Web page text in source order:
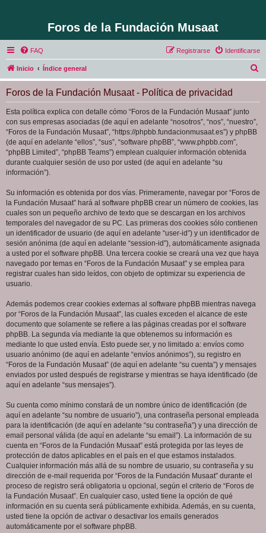
Foros de la Fundación Musaat
FAQ Identificarse
Registrarse
Inicio Índice general
u
Foros de la Fundación Musaat - Política de privacidad
Esta política explica con detalle cómo “Foros de la Fundación Musaat” junto
con sus empresas asociadas (de aquí en adelante “nosotros”, “nos”, “nuestro”,
“Foros de la Fundación Musaat”, “https://phpbb.fundacionmusaat.es”) y phpBB
(de aquí en adelante “ellos”, “sus”, “software phpBB”, “www.phpbb.com”,
“phpBB Limited”, “phpBB Teams”) emplean cualquier información obtenida
durante cualquier sesión de uso por usted (de aquí en adelante “su
información”).
Su información es obtenida por dos vías. Primeramente, navegar por “Foros de
la Fundación Musaat” hará al software phpBB crear un número de cookies, las
cuales son un pequeño archivo de texto que se descargan en los archivos
temporales del navegador de su PC. Las primeras dos cookies sólo contienen
un identificador de usuario (de aquí en adelante “user-id”) y un identificador de
sesión anónima (de aquí en adelante “session-id”), automáticamente asignada
a usted por el software phpBB. Una tercera cookie se creará una vez que haya
navegado por temas en “Foros de la Fundación Musaat” y se emplea para
registrar cuales han sido leídos, con objeto de optimizar su experiencia de
usuario.
Además podemos crear cookies externas al software phpBB mientras navega
por “Foros de la Fundación Musaat”, las cuales exceden el alcance de este
documento que solamente se refiere a las páginas creadas por el software
phpBB. La segunda vía mediante la que obtenemos su información es
mediante lo que usted envía. Esto puede ser, y no limitado a: envíos como
usuario anónimo (de aquí en adelante “envíos anónimos”), su registro en
“Foros de la Fundación Musaat” (de aquí en adelante “su cuenta”) y mensajes
enviados por usted después de registrarse y mientras se haya identificado (de
aquí en adelante “sus mensajes”).
Su cuenta como mínimo constará de un nombre único de identificación (de
aquí en adelante “su nombre de usuario”), una contraseña personal empleada
para la identificación (de aquí en adelante “su contraseña”) y una dirección de
email personal válida (de aquí en adelante “su email”). La información de su
cuenta en “Foros de la Fundación Musaat” está protegida por las leyes de
protección de datos aplicables en el país en el que estamos instalados.
Cualquier información más allá de su nombre de usuario, su contraseña y su
dirección de e-mail requerida por “Foros de la Fundación Musaat” durante el
proceso de registro será obligatoria u opcional, según el criterio de “Foros de
la Fundación Musaat”. En cualquier caso, usted tiene la opción de qué
información en su cuenta será públicamente exhibida. Además, en su cuenta,
usted tiene la opción de activar o desactivar los emails generados
automáticamente por el software phpBB.